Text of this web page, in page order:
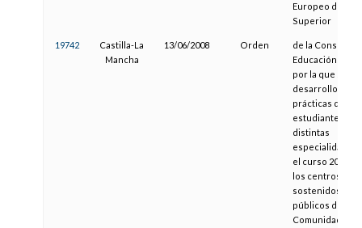
Europeo de
Superior
19742
Castilla-La
Mancha
13/06/2008 Orden
de la
Educación y
por la que se
desarrollo de
prácticas de los
estudiantes de
distintas
el curso 2008-
los centros
sostenidos con
públicos de la
Comunidad